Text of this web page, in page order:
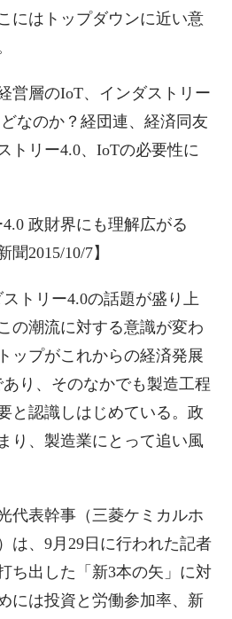
にはトップダウンに近い意
営層のIoT、インダストリー
なのか？経団連、経済同友
トリー4.0、IoTの必要性に
政財界にも理解広がる
聞2015/10/7】
トリー4.0の話題が盛り上
の潮流に対する意識が変わ
ップがこれからの経済発展
り、そのなかでも製造工程
と認識しはじめている。政
り、製造業にとって追い風
代表幹事（三菱ケミカルホ
は、9月29日に行われた記者
ち出した「新3本の矢」に対
には投資と労働参加率、新